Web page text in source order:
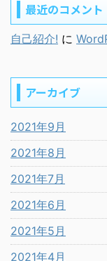
最近のコメント
自己紹介! に
アーカイブ
2021年9月
2021年8月
2021年7月
2021年6月
2021年5月
2021年4月